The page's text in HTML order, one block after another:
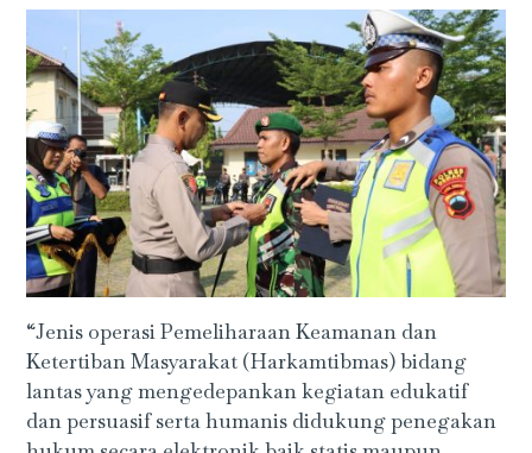
“Jenis operasi Pemeliharaan Keamanan dan
Ketertiban Masyarakat (Harkamtibmas) bidang
lantas yang mengedepankan kegiatan edukatif
dan persuasif serta humanis didukung penegakan